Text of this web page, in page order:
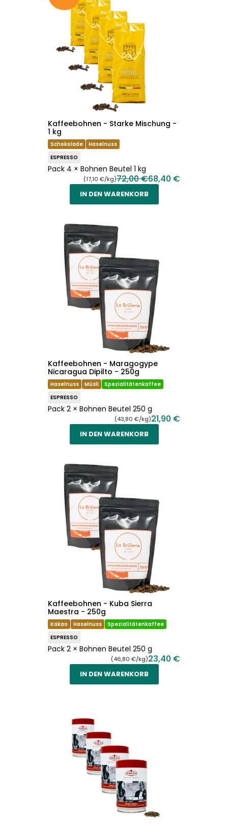
Kaffeebohnen - Starke Mischung -
1 kg
Schokolade
Haselnuss
ESPRESSO
Pack 4 × Bohnen Beutel 1 kg
(17,10 €/kg)72,00 €68,40 €
IN DEN WARENKORB
Kaffeebohnen - Maragogype
Nicaragua Dipilto - 250g
Haselnuss Müsli
Spezialitätenkaffee
ESPRESSO
Pack 2 × Bohnen Beutel 250 g
(43,80 €/kg)21,90 €
IN DEN WARENKORB
Kaffeebohnen - Kuba Sierra
Maestra - 250g
Kakao Haselnuss
Spezialitätenkaffee
ESPRESSO
Pack 2 × Bohnen Beutel 250 g
(46,80 €/kg)23,40 €
IN DEN WARENKORB